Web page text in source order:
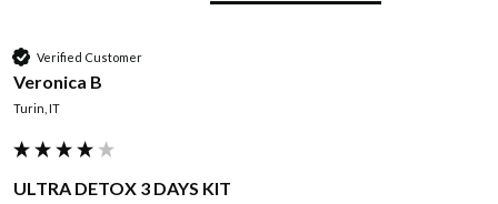
Verified Customer
Veronica B
Turin, IT
ULTRA DETOX 3 DAYS KIT